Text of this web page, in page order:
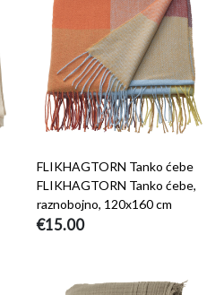
FLIKHAGTORN Tanko ćebe
FLIKHAGTORN Tanko ćebe,
raznobojno, 120x160 cm
€15.00